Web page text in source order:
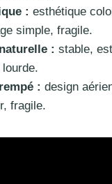
: esthétique
simple, fragile.
: stable,
lourde.
: design
fragile.